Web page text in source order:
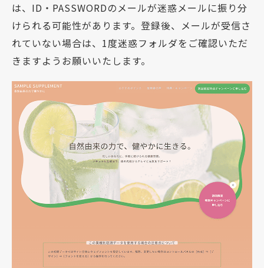
は、ID・PASSWORDのメールが迷惑メールに振り分
けられる可能性があります。登録後、メールが受信さ
れていない場合は、1度迷惑フォルダをご確認いただ
きますようお願いいたします。